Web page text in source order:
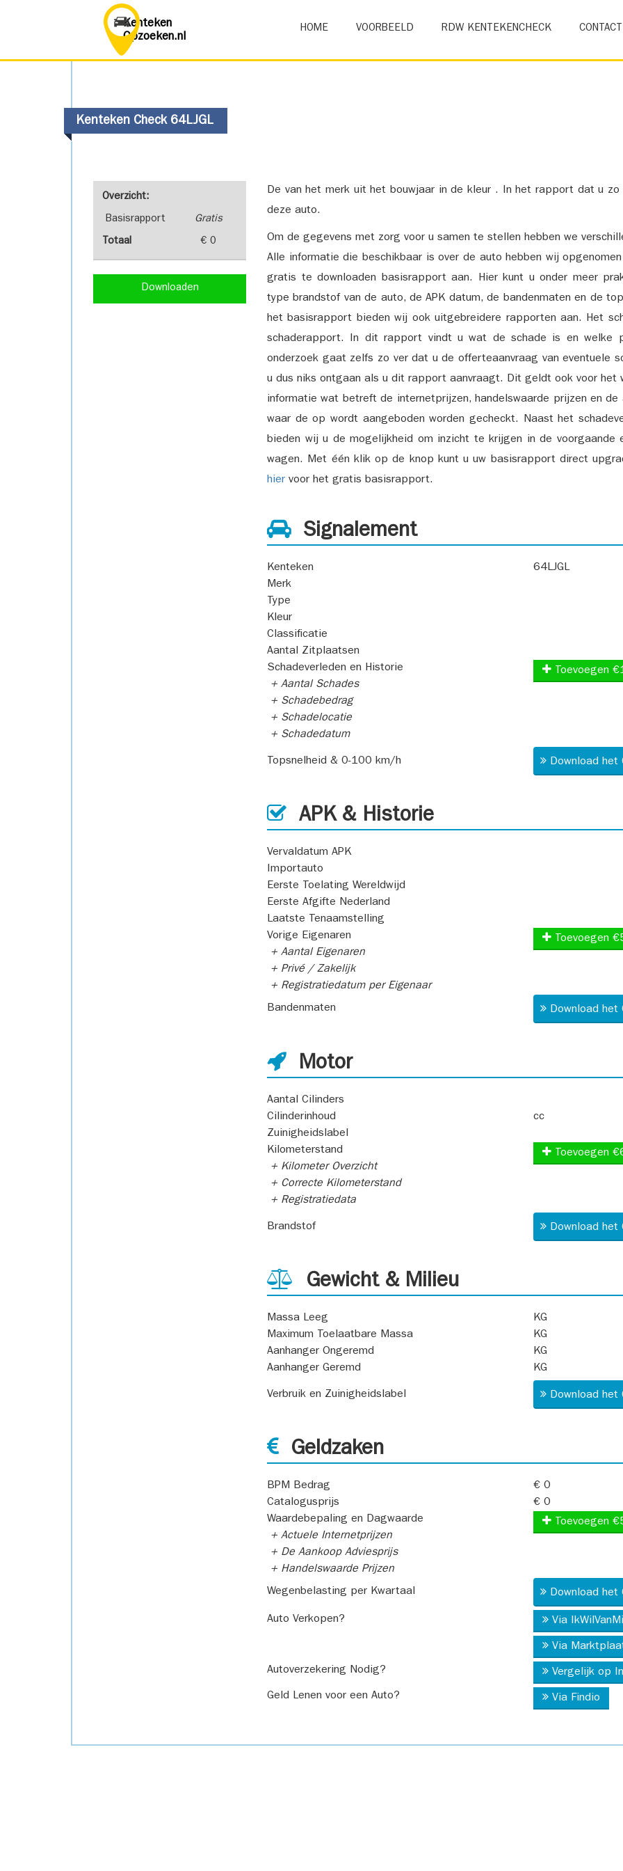
Kenteken
Opzoeken.nl
HOME VOORBEELD RDW KENTEKENCHECK CONTACT
Kenteken Check 64LJGL
Overzicht:
Basisrapport Gratis
Totaal € 0
Downloaden
De van het merk uit het bouwjaar in de kleur . In het rapport dat u
deze auto.
Om de gegevens met zorg voor u samen te stellen hebben we
Alle informatie die beschikbaar is over de auto hebben wij
gratis te downloaden basisrapport aan. Hier kunt u onder meer
type brandstof van de auto, de APK datum, de bandenmaten en de
het basisrapport bieden wij ook uitgebreidere rapporten aan. Het
schaderapport. In dit rapport vindt u wat de schade is en welke
onderzoek gaat zelfs zo ver dat u de offerteaanvraag van eventuele
u dus niks ontgaan als u dit rapport aanvraagt. Dit geldt ook voor
informatie wat betreft de internetprijzen, handelswaarde prijzen en
waar de op wordt aangeboden worden gecheckt. Naast het
bieden wij u de mogelijkheid om inzicht te krijgen in de voorgaande
wagen. Met één klik op de knop kunt u uw basisrapport direct
hier voor het gratis basisrapport.
Signalement
Kenteken
64LJGL
Merk
Type
Kleur
Classificatie
Aantal Zitplaatsen
Schadeverleden en Historie
+ Aantal Schades
+ Schadebedrag
+ Schadelocatie
+ Schadedatum
Toevoegen
Topsnelheid & 0-100 km/h Download
APK & Historie
Vervaldatum APK
Importauto
Eerste Toelating Wereldwijd
Eerste Afgifte Nederland
Laatste Tenaamstelling
Vorige Eigenaren
+ Aantal Eigenaren
+ Privé / Zakelijk
+ Registratiedatum per Eigenaar
Toevoegen
Bandenmaten Download
Motor
Aantal Cilinders
Cilinderinhoud
cc
Zuinigheidslabel
Kilometerstand
+ Kilometer Overzicht
+ Correcte Kilometerstand
+ Registratiedata
Toevoegen
Brandstof Download
Gewicht & Milieu
Massa Leeg
KG
Maximum Toelaatbare Massa
KG
Aanhanger Ongeremd
KG
Aanhanger Geremd
KG
Verbruik en Zuinigheidslabel Download
Geldzaken
BPM Bedrag
€ 0
Catalogusprijs
€ 0
Waardebepaling en Dagwaarde
+ Actuele Internetprijzen
+ De Aankoop Adviesprijs
+ Handelswaarde Prijzen
Toevoegen
Wegenbelasting per Kwartaal Download
Auto Verkopen? Via
Via
Autoverzekering Nodig? Vergelijk op
Geld Lenen voor een Auto? Via Findio